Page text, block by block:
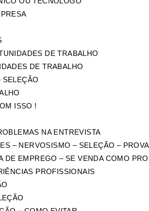
DE TRABALHO
DE TRABALHO
SELEÇÃO
ISSO !
NA ENTREVISTA
– NERVOSISMO – SELEÇÃO –
DE EMPREGO – SE VENDA COMO
PROFISSIONAIS